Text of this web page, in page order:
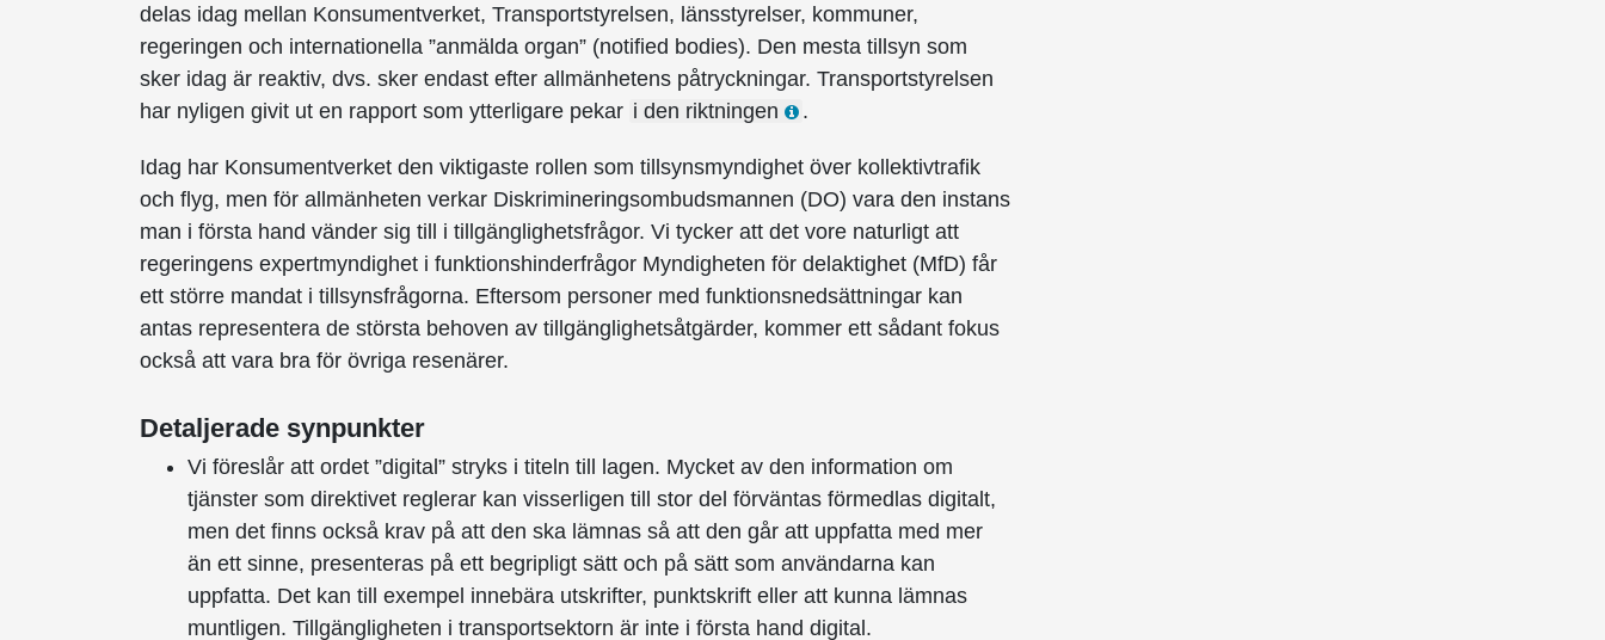
delas idag mellan Konsumentverket, Transportstyrelsen, länsstyrelser, kommuner,
regeringen och internationella ”anmälda organ” (notified bodies). Den mesta tillsyn som
sker idag är reaktiv, dvs. sker endast efter allmänhetens påtryckningar. Transport­styrelsen
har nyligen givit ut en rapport som ytterligare pekar i den riktningen .
Idag har Konsumentverket den viktigaste rollen som tillsynsmyndighet över kollektivtrafik
och flyg, men för allmänheten verkar Diskrimineringsombudsmannen (DO) vara den instans
man i första hand vänder sig till i tillgänglighetsfrågor. Vi tycker att det vore naturligt att
regeringens expertmyndighet i funktionshinderfrågor Myndigheten för delaktighet (MfD) får
ett större mandat i tillsynsfrågorna. Eftersom personer med funktionsnedsättningar kan
antas representera de största behoven av tillgänglighets­åtgärder, kommer ett sådant fokus
också att vara bra för övriga resenärer.
Detaljerade synpunkter
Vi föreslår att ordet ”digital” stryks i titeln till lagen. Mycket av den information om
tjänster som direktivet reglerar kan visserligen till stor del förväntas förmedlas digitalt,
men det finns också krav på att den ska lämnas så att den går att uppfatta med mer
än ett sinne, presenteras på ett begripligt sätt och på sätt som användarna kan
uppfatta. Det kan till exempel innebära utskrifter, punktskrift eller att kunna lämnas
muntligen. Tillgängligheten i transportsektorn är inte i första hand digital.